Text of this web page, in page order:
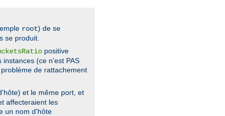
root) de se
se produit.
positive
(ce n'est PAS
de rattachement
et le même port, et
affecteraient les
un nom d'hôte